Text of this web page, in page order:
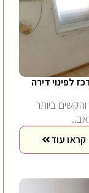
לפינוי דירה
ביותר
קראו עוד